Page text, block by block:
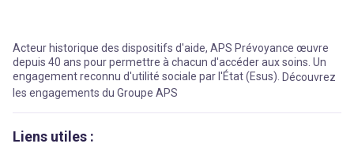
Acteur historique des dispositifs d'aide, APS Prévoyance œuvre
depuis 40 ans pour permettre à chacun d'accéder aux soins. Un
engagement reconnu d'utilité sociale par l'État (Esus). Découvrez
les engagements du Groupe APS
Liens utiles :